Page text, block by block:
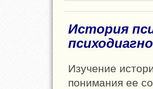
История
Изучение
понимания ее